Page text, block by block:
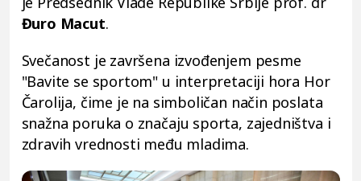
Đuro Macut.
Svečanost je završena izvođenjem pesme
"Bavite se sportom" u interpretaciji hora Hor
Čarolija, čime je na simboličan način poslata
snažna poruka o značaju sporta, zajedništva i
zdravih vrednosti među mladima.